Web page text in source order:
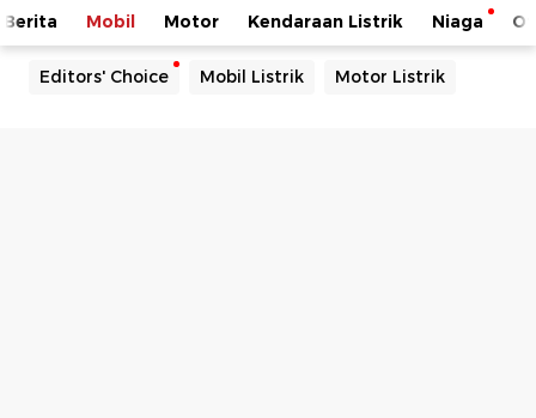
Berita Mobil Motor Kendaraan Listrik Niaga
Editors' Choice Mobil Listrik Motor Listrik